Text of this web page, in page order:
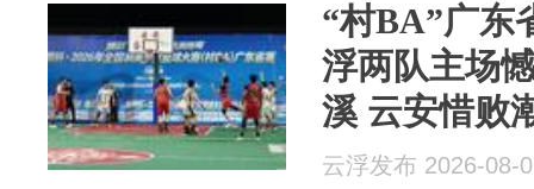
“村BA”广东
浮两队主场
溪 云安惜败
云浮发布 2026-08-